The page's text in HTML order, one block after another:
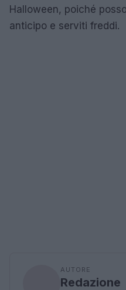
Halloween, poiché
anticipo e serviti freddi.
AUTORE
Redazione